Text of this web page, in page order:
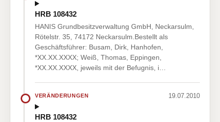
HRB 108432
HANIS Grundbesitzverwaltung GmbH, Neckarsulm,
Rötelstr. 35, 74172 Neckarsulm.Bestellt als
Geschäftsführer: Busam, Dirk, Hanhofen,
*XX.XX.XXXX; Weiß, Thomas, Eppingen,
*XX.XX.XXXX, jeweils mit der Befugnis, i…
VERÄNDERUNGEN 19.07.2010
HRB 108432